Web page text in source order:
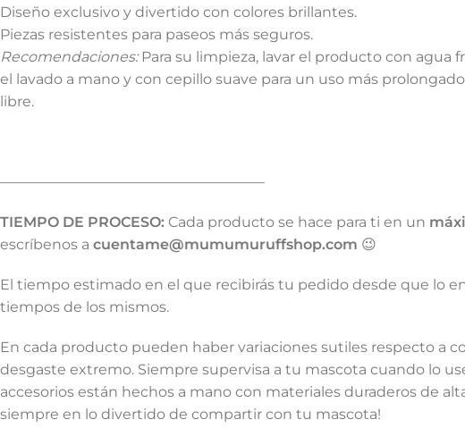
Diseño exclusivo y divertido con colores brillantes.
Piezas resistentes para paseos más seguros.
Recomendaciones:Para su limpieza, lavar el producto con agua
el lavado a mano y con cepillo suave para un uso más
libre.
——————————————————–
TIEMPO DE PROCESO: Cada producto se hace para ti en un
escríbenos a cuentame@mumumuruffshop.com 😉
El tiempo estimado en el que recibirás tu pedido desde que lo
tiempos de los mismos.
En cada producto pueden haber variaciones sutiles respecto a
desgaste extremo. Siempre supervisa a tu mascota cuando lo
accesorios están hechos a mano con materiales duraderos de
siempre en lo divertido de compartir con tu mascota!